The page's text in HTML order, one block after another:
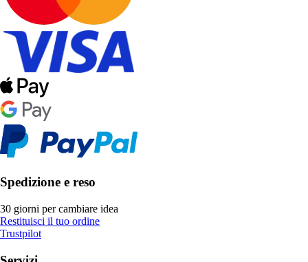
Spedizione e reso
30 giorni per cambiare idea
Restituisci il tuo ordine
Trustpilot